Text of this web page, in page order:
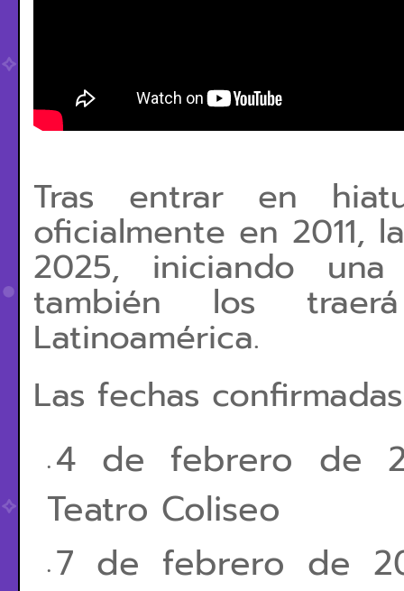
Tras entrar en
oficialmente en 2011,
2025, iniciando
también los
Latinoamérica.
Las fechas
4 de febrero de
Teatro Coliseo
7 de febrero de